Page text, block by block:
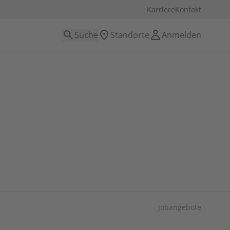
KarriereKontakt
Suche Standorte Anmelden
Jobangebote